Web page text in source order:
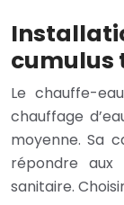
cumulus
Le chauffe-
chauffage
moyenne. Sa
répondre aux
sanitaire.